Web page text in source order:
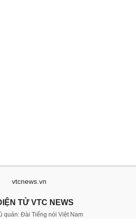
TỬ VTC NEWS
quản: Đài Tiếng nói Việt Nam